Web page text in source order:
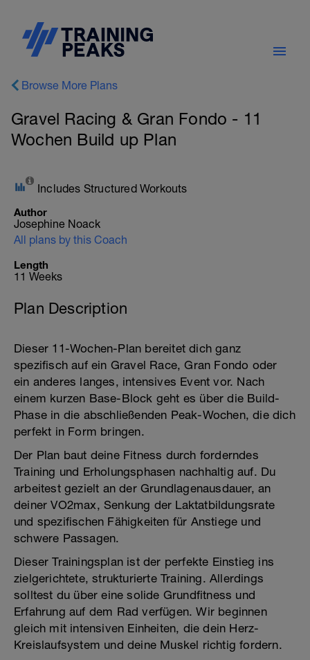
Browse More Plans
Gravel Racing & Gran Fondo - 11
Wochen Build up Plan
Includes Structured Workouts
Author
Josephine Noack
All plans by this Coach
Length
11 Weeks
Plan Description
Dieser 11-Wochen-Plan bereitet dich ganz
spezifisch auf ein Gravel Race, Gran Fondo oder
ein anderes langes, intensives Event vor. Nach
einem kurzen Base-Block geht es über die Build-
Phase in die abschließenden Peak-Wochen, die dich
perfekt in Form bringen.
Der Plan baut deine Fitness durch forderndes
Training und Erholungsphasen nachhaltig auf. Du
arbeitest gezielt an der Grundlagenausdauer, an
deiner VO2max, Senkung der Laktatbildungsrate
und spezifischen Fähigkeiten für Anstiege und
schwere Passagen.
Dieser Trainingsplan ist der perfekte Einstieg ins
zielgerichtete, strukturierte Training. Allerdings
solltest du über eine solide Grundfitness und
Erfahrung auf dem Rad verfügen. Wir beginnen
gleich mit intensiven Einheiten, die dein Herz-
Kreislaufsystem und deine Muskel richtig fordern.